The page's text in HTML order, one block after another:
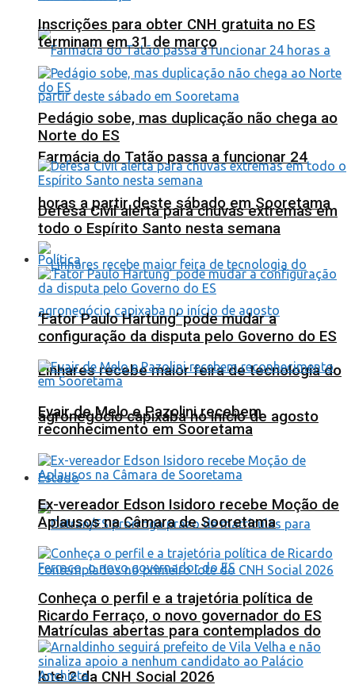
Farmácia do Tatão passa a funcionar 24
horas a partir deste sábado em Sooretama
Linhares recebe maior feira de tecnologia do
agronegócio capixaba no início de agosto
Estado
Matrículas abertas para contemplados do
lote 2 da CNH Social 2026
Inscrições para obter CNH gratuita no ES
terminam em 31 de março
Pedágio sobe, mas duplicação não chega ao
Norte do ES
Defesa Civil alerta para chuvas extremas em
todo o Espírito Santo nesta semana
Política
‘Fator Paulo Hartung’ pode mudar a
configuração da disputa pelo Governo do ES
Evair de Melo e Pazolini recebem
reconhecimento em Sooretama
Ex-vereador Edson Isidoro recebe Moção de
Aplausos na Câmara de Sooretama
Conheça o perfil e a trajetória política de
Ricardo Ferraço, o novo governador do ES